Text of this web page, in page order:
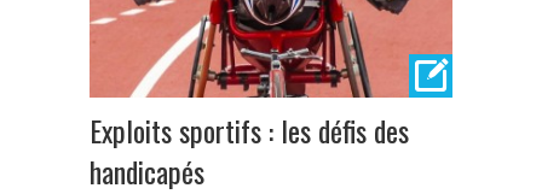
Exploits sportifs : les défis des
handicapés